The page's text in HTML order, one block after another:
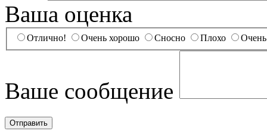
Ваша оценка
Отлично! Очень хорошо Сносно Плохо
Ваше сообщение